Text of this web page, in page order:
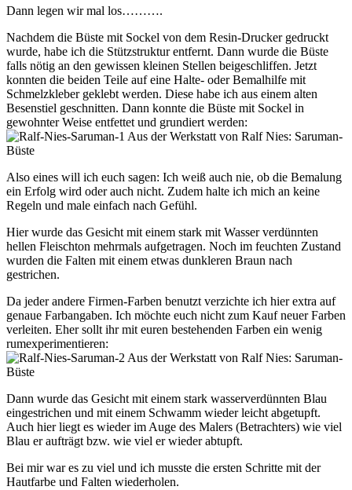
Dann legen wir mal los……….
Nachdem die Büste mit Sockel von dem Resin-Drucker gedruckt
wurde, habe ich die Stützstruktur entfernt. Dann wurde die Büste
falls nötig an den gewissen kleinen Stellen beigeschliffen. Jetzt
konnten die beiden Teile auf eine Halte- oder Bemalhilfe mit
Schmelzkleber geklebt werden. Diese habe ich aus einem alten
Besenstiel geschnitten. Dann konnte die Büste mit Sockel in
gewohnter Weise entfettet und grundiert werden:
Also eines will ich euch sagen: Ich weiß auch nie, ob die Bemalung
ein Erfolg wird oder auch nicht. Zudem halte ich mich an keine
Regeln und male einfach nach Gefühl.
Hier wurde das Gesicht mit einem stark mit Wasser verdünnten
hellen Fleischton mehrmals aufgetragen. Noch im feuchten Zustand
wurden die Falten mit einem etwas dunkleren Braun nach
gestrichen.
Da jeder andere Firmen-Farben benutzt verzichte ich hier extra auf
genaue Farbangaben. Ich möchte euch nicht zum Kauf neuer Farben
verleiten. Eher sollt ihr mit euren bestehenden Farben ein wenig
rumexperimentieren:
Dann wurde das Gesicht mit einem stark wasserverdünnten Blau
eingestrichen und mit einem Schwamm wieder leicht abgetupft.
Auch hier liegt es wieder im Auge des Malers (Betrachters) wie viel
Blau er aufträgt bzw. wie viel er wieder abtupft.
Bei mir war es zu viel und ich musste die ersten Schritte mit der
Hautfarbe und Falten wiederholen.